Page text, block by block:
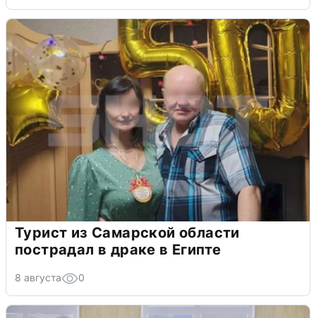
Турист из Самарской области
пострадал в драке в Египте
8 августа 0